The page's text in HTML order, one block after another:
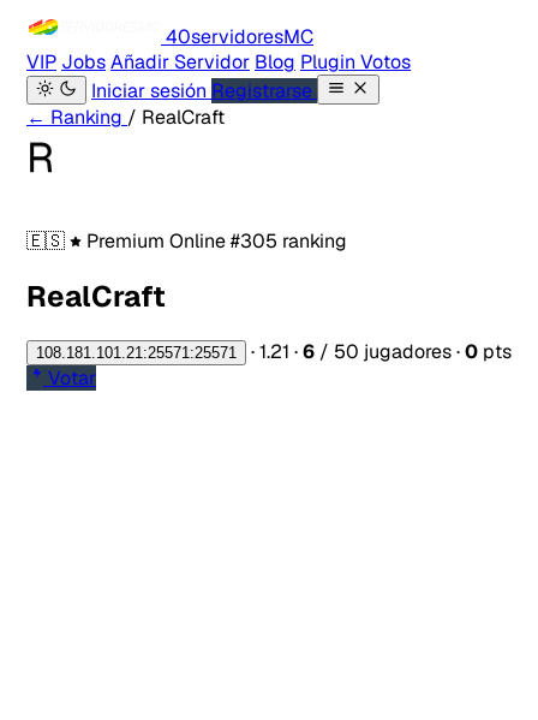
40servidoresMC
VIP JobsAñadir Servidor Blog Plugin Votos
Iniciar sesión Registrarse
← Ranking / RealCraft
R
🇪🇸 Premium Online#305 ranking
RealCraft
108.181.101.21:25571:25571 ·1.21 ·6 / 50 jugadores·0 pts
Votar